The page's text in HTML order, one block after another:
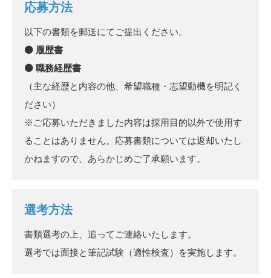
応募方法
以下の書類を郵送にてご提出ください。
⚫ 履歴書
⚫ 職務経歴書
（主な経歴と内容の他、希望職種・志望動機を明記く
ださい）
※ご応募いただきました内容は採用目的以外で使用す
ることはありません。応募書類については返却いたし
かねますので、あらかじめご了承願います。
選考方法
書類選考の上、追ってご連絡いたします。
選考では面接と筆記試験（適性検査）を実施します。